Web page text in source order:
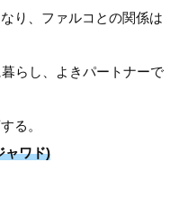
り、ファルコとの関係は
らし、よきパートナーで
る。
ャワド)